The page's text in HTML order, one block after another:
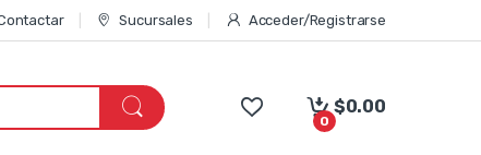
Sucursales Acceder/Registrarse
0
$0.00